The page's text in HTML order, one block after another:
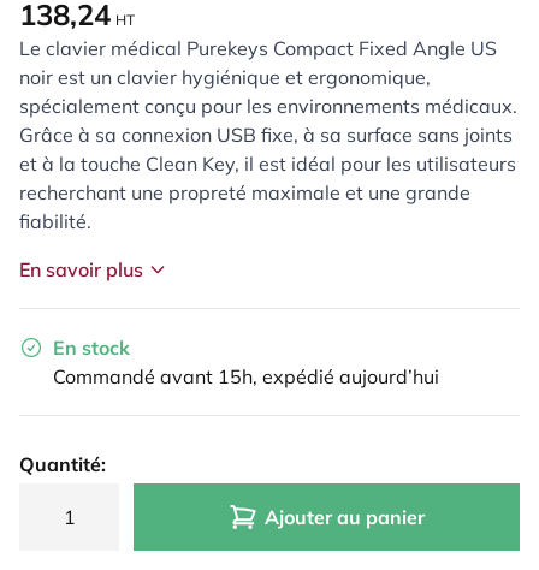
138,24 HT
Le clavier médical Purekeys Compact Fixed Angle US
noir est un clavier hygiénique et ergonomique,
spécialement conçu pour les environnements médicaux.
Grâce à sa connexion USB fixe, à sa surface sans joints
et à la touche Clean Key, il est idéal pour les utilisateurs
recherchant une propreté maximale et une grande
fiabilité.
En savoir plus
En stock
Commandé avant 15h, expédié aujourd’hui
Quantité:
Ajouter au panier